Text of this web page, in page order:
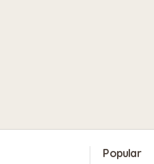
Popular